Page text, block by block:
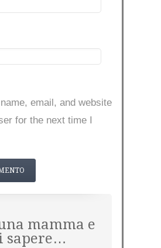
email, and website
for the next time I
mamma e
sapere…